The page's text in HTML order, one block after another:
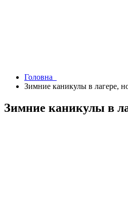
Головна
Зимние каникулы в лагере,
Зимние каникулы в